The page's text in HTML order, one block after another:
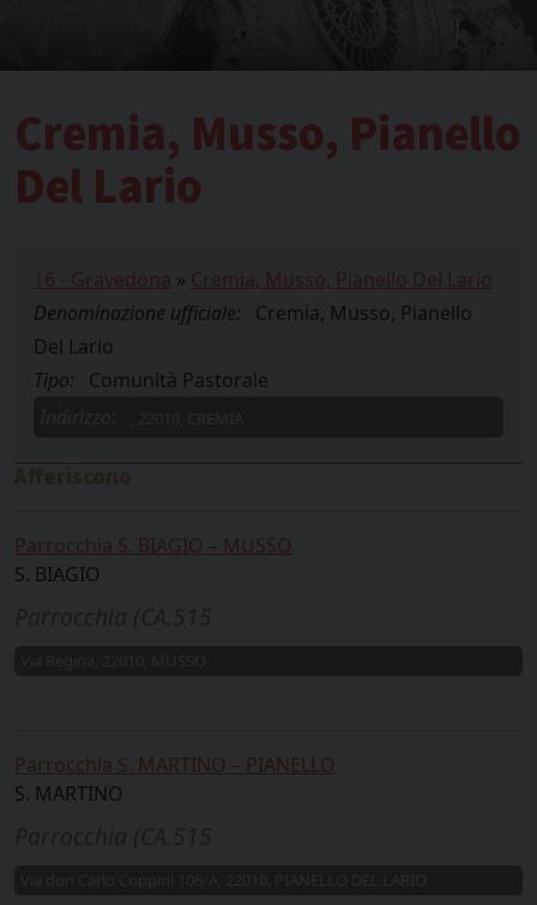
Cremia, Musso, Pianello
Del Lario
16 - Gravedona » Cremia, Musso, Pianello Del Lario
Denominazione ufficiale:
Cremia, Musso, Pianello
Del Lario
Tipo:
Comunità Pastorale
Parrocchia S. BIAGIO – MUSSO
S. BIAGIO
Parrocchia S. MARTINO – PIANELLO
S. MARTINO